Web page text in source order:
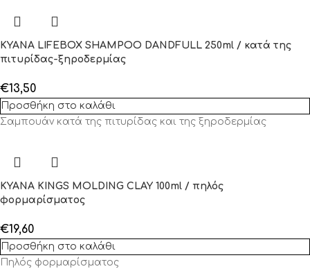
KYANA LIFEBOX SHAMPOO DANDFULL 250ml / κατά της
πιτυρίδας-ξηροδερμίας
€13,50
Προσθήκη στο καλάθι
Σαμπουάν κατά της πιτυρίδας και της ξηροδερμίας
KYANA KINGS MOLDING CLAY 100ml / πηλός
φορμαρίσματος
€19,60
Προσθήκη στο καλάθι
Πηλός φορμαρίσματος